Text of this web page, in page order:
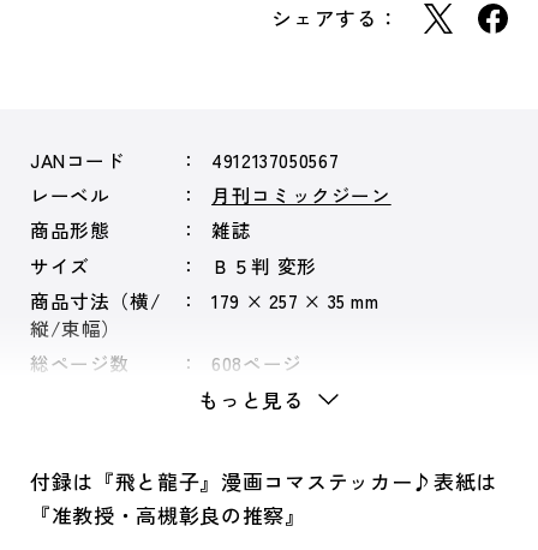
シェアする：
JANコード
4912137050567
レーベル
月刊コミックジーン
商品形態
雑誌
サイズ
Ｂ５判 変形
商品寸法（横/
縦/束幅）
179 × 257 × 35 mm
総ページ数 608ページ
もっと見る
付録は『飛と龍子』漫画コマステッカー♪表紙は
『准教授・高槻彰良の推察』